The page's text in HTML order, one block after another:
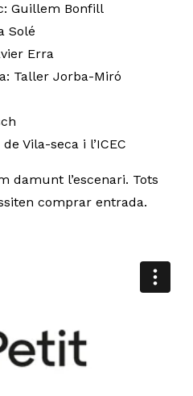
Guillem Bonfill
Solé
Erra
Taller Jorba-Miró
Vila-seca i l’ICEC
damunt l’escenari. Tots
comprar entrada.